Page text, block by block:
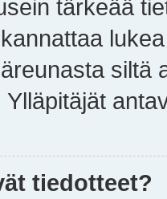
tärkeää
siltä
tiedotteet?